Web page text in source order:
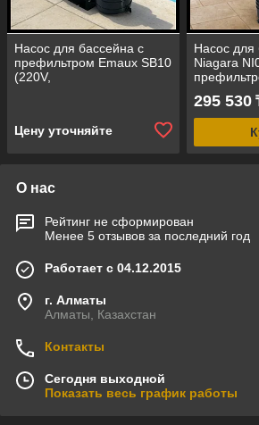
Насос для бассейна с
префильтром Emaux SB10
(220V,
Цену уточняйте
Насос для
Niagara
м3/ч, 0,55
295 530
О нас
Рейтинг не сформирован
Менее 5 отзывов за последний год
Работает с 04.12.2015
г. Алматы
Алматы, Казахстан
Контакты
Сегодня выходной
Показать весь график работы